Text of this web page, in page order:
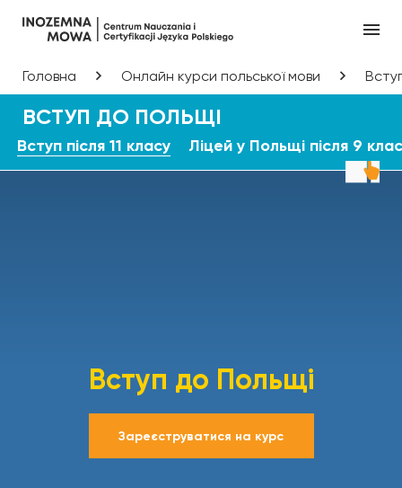
Головна Онлайн курси польської мови
ВСТУП ДО ПОЛЬЩІ
Вступ після 11 класу Ліцей у Польщі після 9
Вступ до Польщі
Зареєструватися на курс